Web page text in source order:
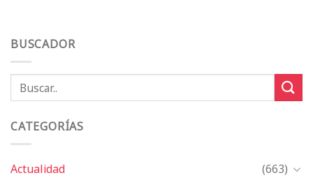
BUSCADOR
CATEGORÍAS
Actualidad
(663)